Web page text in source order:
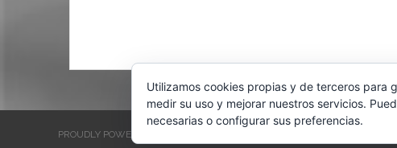
PROUDLY POWERED BY WORDPRESS
Utilizamos cookies propias y de terceros para
medir su uso y mejorar nuestros servicios.
necesarias o configurar sus preferencias.